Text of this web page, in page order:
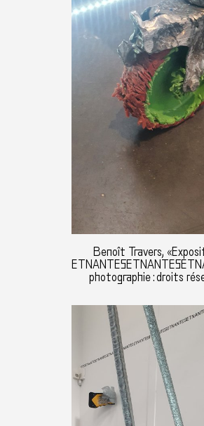
Benoît Travers,
photographie : droits